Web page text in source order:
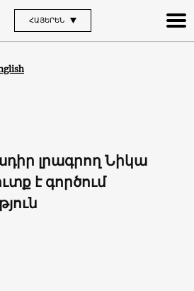
ՀԱՅԵՐԵՆ
լրագրող Նիկա
է գործում